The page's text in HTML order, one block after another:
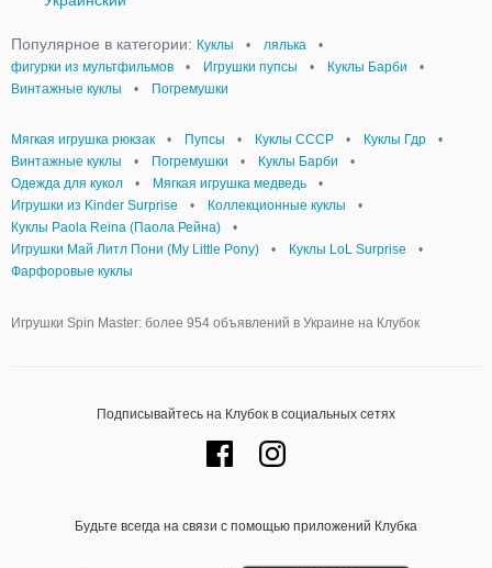
Популярное в категории: Куклы • лялька
•
фигурки из мультфильмов
• Игрушки пупсы • Куклы Барби
•
Винтажные куклы
• Погремушки
Мягкая игрушка рюкзак • Пупсы • Куклы СССР • Куклы Гдр
•
Винтажные куклы
• Погремушки • Куклы Барби
•
Одежда для кукол
• Мягкая игрушка медведь
•
Игрушки из Kinder Surprise
• Коллекционные куклы
•
Куклы Paola Reina (Паола Рейна)
•
Игрушки Май Литл Пони (My Little Pony)
• Куклы LoL Surprise
•
Фарфоровые куклы
Игрушки Spin Master: более 954 объявлений в Украине на Клубок
Подписывайтесь на Клубок в социальных сетях
Будьте всегда на связи с помощью приложений Клубка